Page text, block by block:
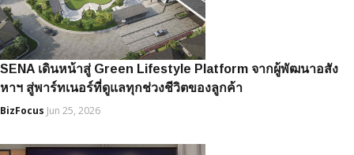
SENA เดินหน้าสู่ Green Lifestyle Platform จากผู้พัฒนาอสัง
หาฯ สู่พาร์ทเนอร์ที่ดูแลทุกช่วงชีวิตของลูกค้า
BizFocus Jun 25, 2026